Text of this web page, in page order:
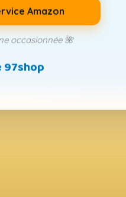
Amazon
occasionnée 🌺
97shop